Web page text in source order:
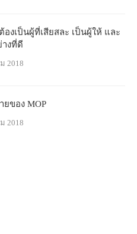
องเป็นผู้ที่เสียสละ เป็นผู้ให้ และ
างที่ดี
2018
ยของ MOP
2018